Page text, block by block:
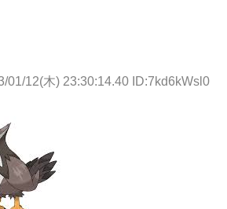
01/12(木) 23:30:14.40 ID:7kd6kWsl0